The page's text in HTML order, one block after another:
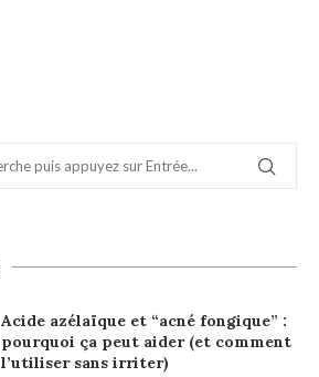
Acide azélaïque et “acné fongique” :
pourquoi ça peut aider (et comment
l’utiliser sans irriter)